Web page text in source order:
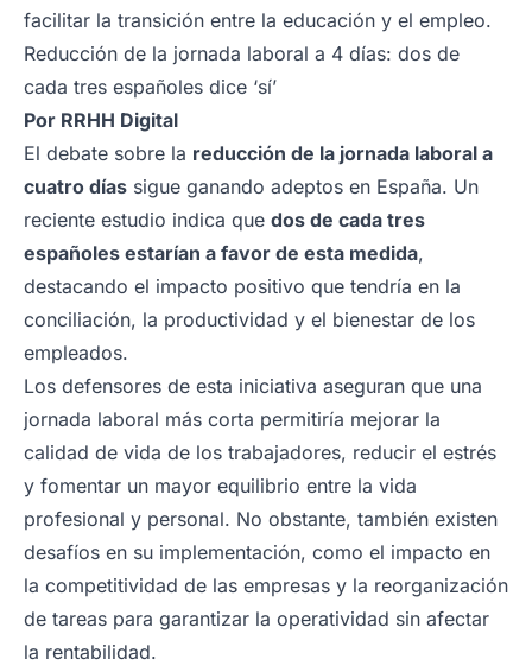
facilitar la transición entre la educación y el empleo.
Reducción de la jornada laboral a 4 días: dos de
cada tres españoles dice ‘sí’
Por RRHH Digital
El debate sobre la reducción de la jornada laboral a
cuatro días sigue ganando adeptos en España. Un
reciente estudio indica que dos de cada tres
españoles estarían a favor de esta medida,
destacando el impacto positivo que tendría en la
conciliación, la productividad y el bienestar de los
empleados.
Los defensores de esta iniciativa aseguran que una
jornada laboral más corta permitiría mejorar la
calidad de vida de los trabajadores, reducir el estrés
y fomentar un mayor equilibrio entre la vida
profesional y personal. No obstante, también existen
desafíos en su implementación, como el impacto en
la competitividad de las empresas y la reorganización
de tareas para garantizar la operatividad sin afectar
la rentabilidad.